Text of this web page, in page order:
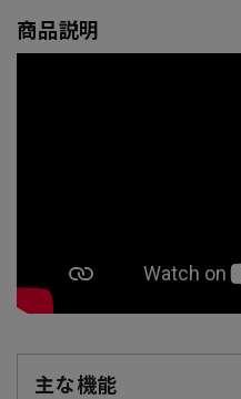
商品説明
主な機能